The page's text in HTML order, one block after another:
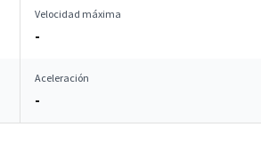
Velocidad máxima
-
Aceleración
-